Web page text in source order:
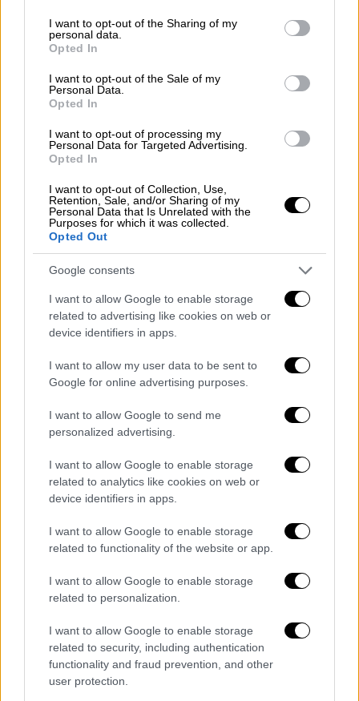
not limited to your visit or usage behaviour. You may click to
grant or deny consent to Google and its third-party tags to
use your data for below specified purposes in below Google
consent section.
I want to opt-out of the Sharing of my
personal data.
Opted In
I want to opt-out of the Sale of my
Personal Data.
Opted In
I want to opt-out of processing my
Personal Data for Targeted Advertising.
Opted In
I want to opt-out of Collection, Use,
Retention, Sale, and/or Sharing of my
Personal Data that Is Unrelated with the
Purposes for which it was collected.
Opted Out
Google consents
I want to allow Google to enable storage
related to advertising like cookies on web or
device identifiers in apps.
I want to allow my user data to be sent to
Google for online advertising purposes.
I want to allow Google to send me
personalized advertising.
I want to allow Google to enable storage
related to analytics like cookies on web or
device identifiers in apps.
I want to allow Google to enable storage
related to functionality of the website or app.
I want to allow Google to enable storage
related to personalization.
I want to allow Google to enable storage
related to security, including authentication
functionality and fraud prevention, and other
user protection.
Αθλητισμός|21.05.2026 22:34
Super League: Φινάλε στα πλέι άουτ με
πολλά γκολ και καρέ από τον Τσούμπερ
Ο Ατρόμητος νίκησε με 6-0 τον
Πανσερραϊκό, ο Αστέρας κέρδισε στο
Αγρίνιο τον Παναιτωλικό και η Κηφισιά
επικράτησε της ΑΕΛ
Σινεμά|21.05.2026 22:30
Το θρυλικό franchise, «Κόναν ο
Βάρβαρος», επιστρέφει με τον